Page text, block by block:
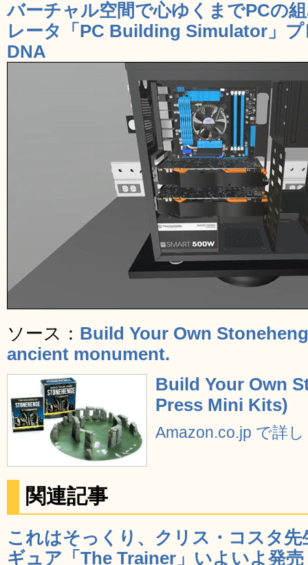
バーチャル空間で心ゆくまでPCの
レータ「PC Building Simulator」
DNA
ソース： Build Your Own
ancient monument.
Build Your Own
Press Mini Kits)
Amazon.co.jp で詳
関連記事
これはそっくり、クリス・コスタ
ギュア「The Trainer」いよいよ発